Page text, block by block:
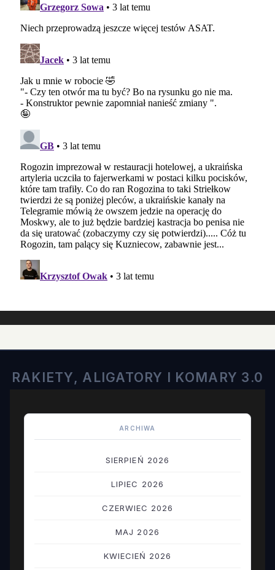
RAKIETY, ALIGATORY I KOMARY 3.0
ARCHIWA
SIERPIEŃ 2026
LIPIEC 2026
CZERWIEC 2026
MAJ 2026
KWIECIEŃ 2026